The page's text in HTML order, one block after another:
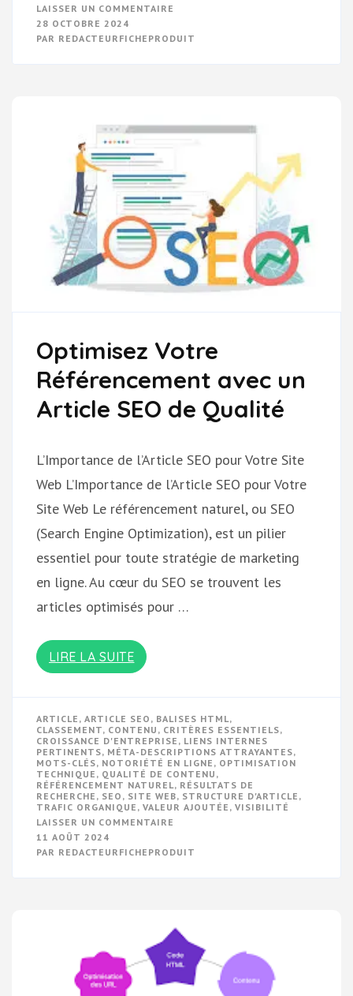
LAISSER UN COMMENTAIRE
POUR
28 OCTOBRE 2024
PAR REDACTEURFICHEPRODUIT
Optimisez Votre
Référencement avec un
Article SEO de Qualité
L’Importance de l’Article SEO pour Votre Site
Web L’Importance de l’Article SEO pour Votre
Site Web Le référencement naturel, ou SEO
(Search Engine Optimization), est un pilier
essentiel pour toute stratégie de marketing
en ligne. Au cœur du SEO se trouvent les
articles optimisés pour …
LIRE LA SUITE
ARTICLE , ARTICLE SEO , BALISES HTML,
CLASSEMENT, CONTENU , CRITÈRES ESSENTIELS,
CROISSANCE D'ENTREPRISE , LIENS INTERNES
PERTINENTS, MÉTA-DESCRIPTIONS ATTRAYANTES,
MOTS-CLÉS, NOTORIÉTÉ EN LIGNE , OPTIMISATION
TECHNIQUE , QUALITÉ DE CONTENU ,
RÉFÉRENCEMENT NATUREL, RÉSULTATS DE
RECHERCHE , SEO , SITE WEB, STRUCTURE D'ARTICLE ,
TRAFIC ORGANIQUE , VALEUR AJOUTÉE , VISIBILITÉ
LAISSER UN COMMENTAIRE
RÉFÉRENCEMENT
11 AOÛT 2024
PAR REDACTEURFICHEPRODUIT